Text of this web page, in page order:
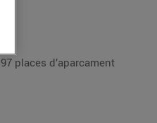
places d’aparcament